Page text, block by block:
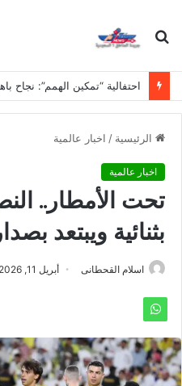
بحث
الرئيسية / اخبار عالمية
اخبار عالمية
تحت الأمطار..
بثنائية ويبتعد
اسلام القحطانى أبريل 11, 2026